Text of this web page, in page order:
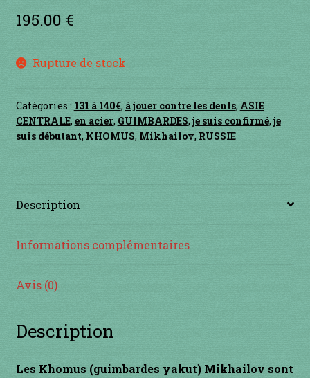
en bois
en cuivre
GUIMBARDES
INSTRUMENTS DIVERS
je suis confirmé
195.00 €
Rupture de stock
Catégories : 131 à 140€, à jouer contre les dents, ASIE
CENTRALE, en acier, GUIMBARDES,je suis confirmé, je
suis débutant, KHOMUS, Mikhailov, RUSSIE
Description
Informations complémentaires
Avis (0)
Description
Les Khomus (guimbardes yakut) Mikhailov sont